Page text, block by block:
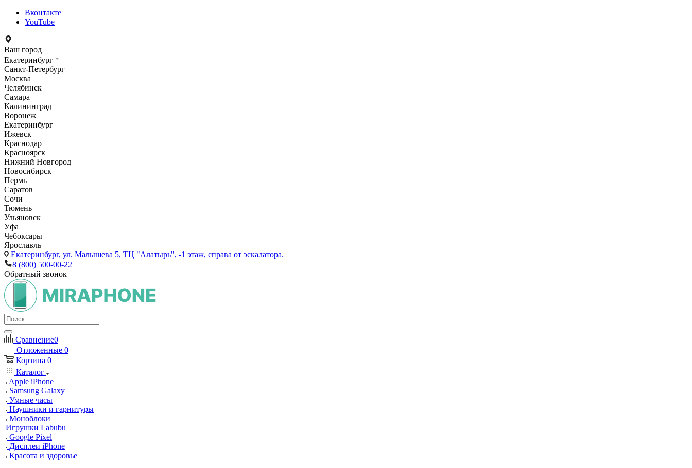
Вконтакте
YouTube
Ваш город
Екатеринбург
Санкт-Петербург
Москва
Челябинск
Самара
Калининград
Воронеж
Екатеринбург
Ижевск
Краснодар
Красноярск
Нижний Новгород
Новосибирск
Пермь
Саратов
Сочи
Тюмень
Ульяновск
Уфа
Чебоксары
Ярославль
Екатеринбург, ул. Малышева 5, ТЦ "Алатырь", -1 этаж, справа от эскалатора.
8 (800) 500-00-22
Обратный звонок
Сравнение0
Отложенные 0
Корзина 0
Каталог
Apple iPhone
Samsung Galaxy
Умные часы
Наушники и гарнитуры
Моноблоки
Игрушки Labubu
Google Pixel
Дисплеи iPhone
Красота и здоровье